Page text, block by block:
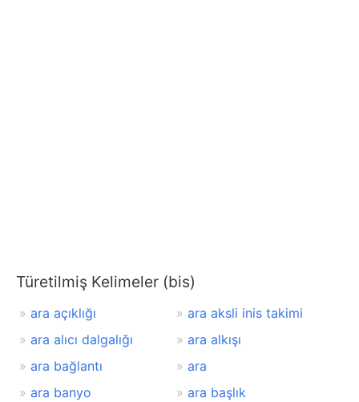
Türetilmiş Kelimeler (bis)
ara açıklığı
ara aksli inis takimi
ara alıcı dalgalığı
ara alkışı
ara bağlantı
ara
ara banyo
ara başlık